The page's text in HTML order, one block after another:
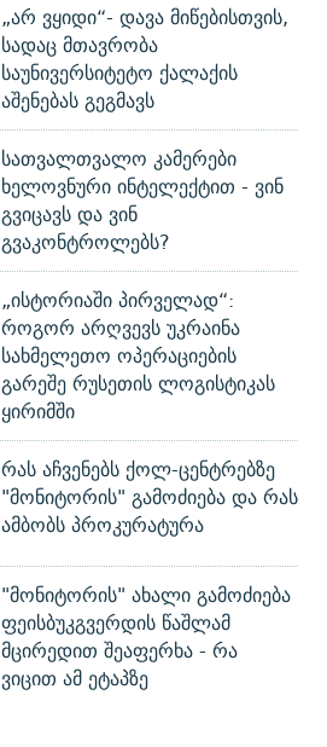
„არ ვყიდი“- დავა მიწებისთვის,
სადაც მთავრობა
საუნივერსიტეტო ქალაქის
აშენებას გეგმავს
სათვალთვალო კამერები
ხელოვნური ინტელექტით - ვინ
გვიცავს და ვინ
გვაკონტროლებს?
„ისტორიაში პირველად“:
როგორ არღვევს უკრაინა
სახმელეთო ოპერაციების
გარეშე რუსეთის ლოგისტიკას
ყირიმში
რას აჩვენებს ქოლ-ცენტრებზე
"მონიტორის" გამოძიება და რას
ამბობს პროკურატურა
"მონიტორის" ახალი გამოძიება
ფეისბუკგვერდის წაშლამ
მცირედით შეაფერხა - რა
ვიცით ამ ეტაპზე